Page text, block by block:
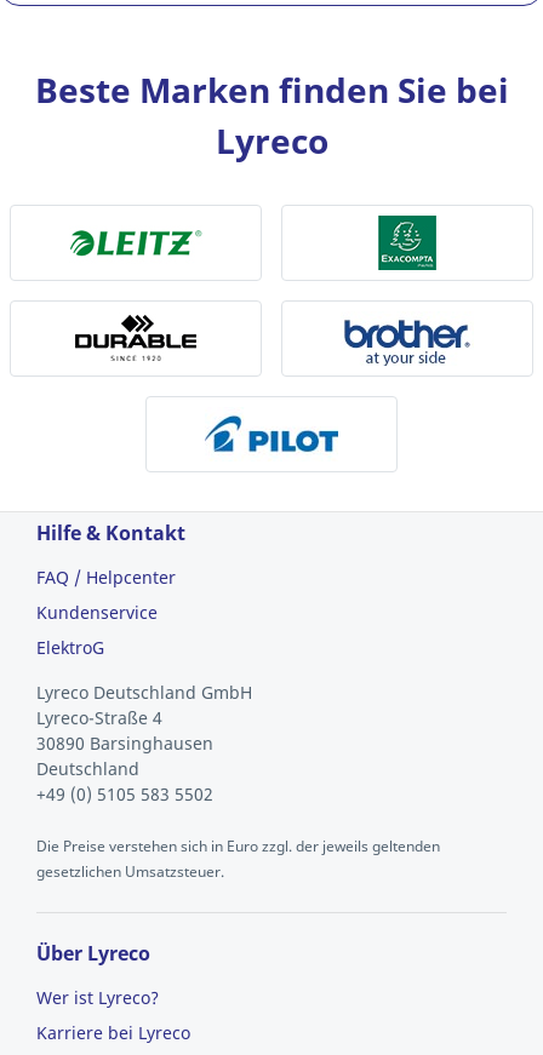
Beste Marken finden Sie bei
Lyreco
Hilfe & Kontakt
FAQ / Helpcenter
Kundenservice
ElektroG
Lyreco Deutschland GmbH
Lyreco-Straße 4
30890 Barsinghausen
Deutschland
+49 (0) 5105 583 5502
Die Preise verstehen sich in Euro zzgl. der jeweils geltenden
gesetzlichen Umsatzsteuer.
Über Lyreco
Wer ist Lyreco?
Karriere bei Lyreco